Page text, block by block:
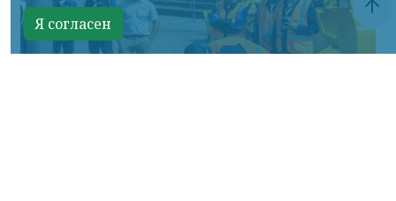
Я согласен